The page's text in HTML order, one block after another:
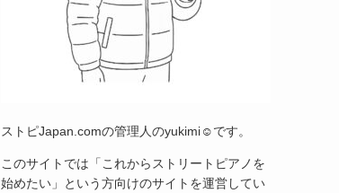
ストピJapan.comの管理人のyukimi☺です。
このサイトでは「これからストリートピアノを
始めたい」という方向けのサイトを運営してい